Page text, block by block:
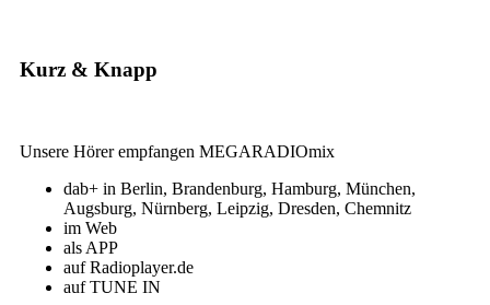
Kurz & Knapp
Unsere Hörer empfangen MEGARADIOmix
dab+ in Berlin, Brandenburg, Hamburg, München,
Augsburg, Nürnberg, Leipzig, Dresden, Chemnitz
im Web
als APP
auf Radioplayer.de
auf TUNE IN